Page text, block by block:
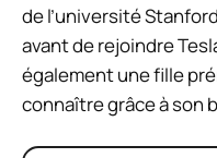
de l’université
avant de rejoindre
également une fille
connaître grâce à son